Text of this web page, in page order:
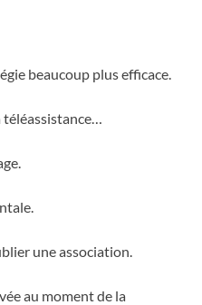
beaucoup plus efficace.
une association.
au moment de la